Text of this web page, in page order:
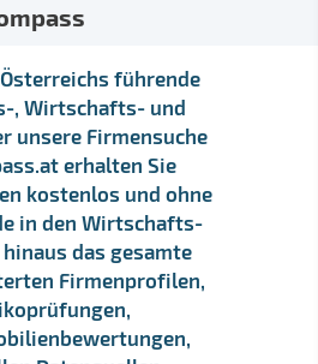
führende
, Wirtschafts- und
unsere Firmensuche
erhalten Sie
kostenlos und ohne
in den Wirtschafts-
das gesamte
Firmenprofilen,